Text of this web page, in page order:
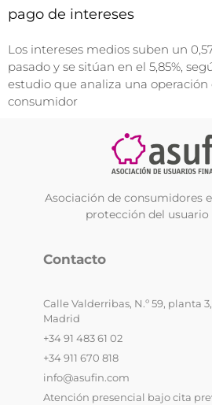
pago de intereses
Los intereses medios suben un
pasado y se sitúan en el 5,85%,
estudio que analiza una operación
consumidor
Asociación de consumidores
protección del
Contacto
Calle Valderribas, N.º 59, planta
Madrid
+34 91 483 61 02
+34 911 670 818
info@asufin.com
Atención presencial bajo cita